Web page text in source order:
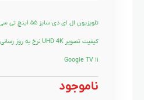
۱۱ Google TV
ناموجود